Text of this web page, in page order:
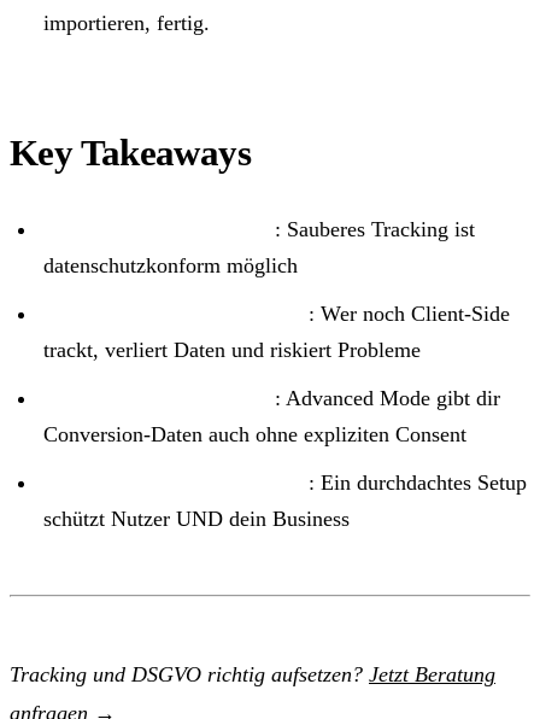
importieren, fertig.
Key Takeaways
: Sauberes Tracking ist
datenschutzkonform möglich
: Wer noch Client-Side
trackt, verliert Daten und riskiert Probleme
: Advanced Mode gibt dir
Conversion-Daten auch ohne expliziten Consent
: Ein durchdachtes Setup
schützt Nutzer UND dein Business
Tracking und DSGVO richtig aufsetzen? Jetzt Beratung
anfragen →